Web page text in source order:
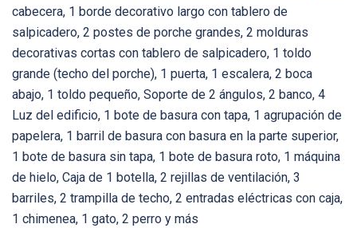
cabecera, 1 borde decorativo largo con tablero de
salpicadero, 2 postes de porche grandes, 2 molduras
decorativas cortas con tablero de salpicadero, 1 toldo
grande (techo del porche), 1 puerta, 1 escalera, 2 boca
abajo, 1 toldo pequeño, Soporte de 2 ángulos, 2 banco, 4
Luz del edificio, 1 bote de basura con tapa, 1 agrupación de
papelera, 1 barril de basura con basura en la parte superior,
1 bote de basura sin tapa, 1 bote de basura roto, 1 máquina
de hielo, Caja de 1 botella, 2 rejillas de ventilación, 3
barriles, 2 trampilla de techo, 2 entradas eléctricas con caja,
1 chimenea, 1 gato, 2 perro y más